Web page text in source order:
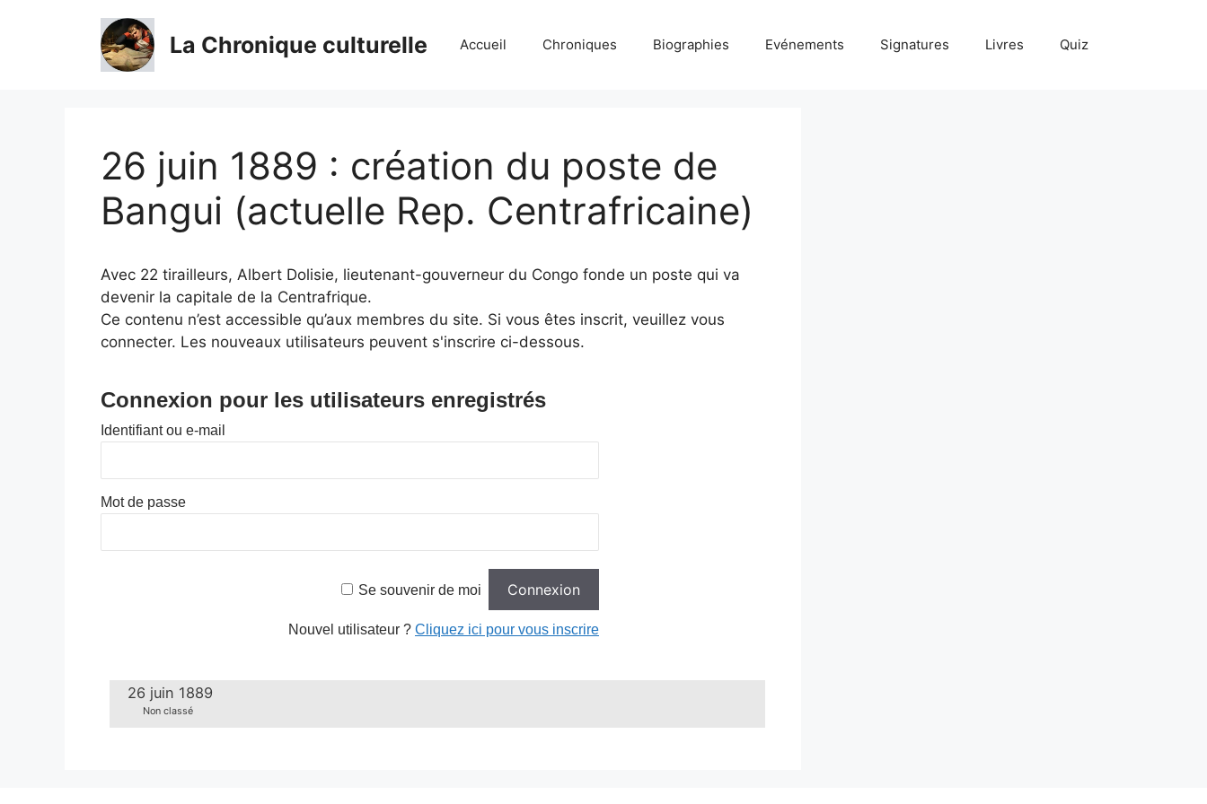
La Chronique culturelle Accueil Chroniques Biographies Evénements Signatures Livres Quiz
26 juin 1889 : création du poste de
Bangui (actuelle Rep. Centrafricaine)
Avec 22 tirailleurs, Albert Dolisie, lieutenant-gouverneur du Congo fonde un poste qui va
devenir la capitale de la Centrafrique.
Ce contenu n’est accessible qu’aux membres du site. Si vous êtes inscrit, veuillez vous
connecter. Les nouveaux utilisateurs peuvent s'inscrire ci-dessous.
Connexion pour les utilisateurs enregistrés
Identifiant ou e-mail
Mot de passe
Se souvenir de moi
Nouvel utilisateur ? Cliquez ici pour vous inscrire
26 juin 1889
Non classé